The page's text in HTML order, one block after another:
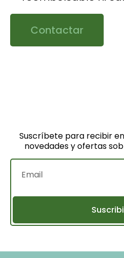
Contactar
Suscríbete para recibir
novedades y ofertas